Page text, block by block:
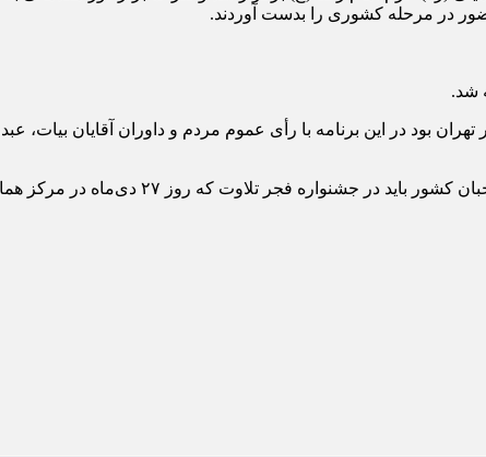
در مرحله کشوری را بدست آوردند.
شد.
بود در این برنامه با رأی عموم مردم و داوران آقایان بیات،
مرحله کشوری جشنواره تلاوت‌های مجلسی ۵ و ۶ دی‌ماه در ۵ نقطه